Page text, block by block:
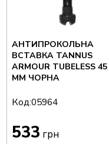
АНТИПРОКОЛЬНА
ВСТАВКА TANNUS
ARMOUR TUBELESS 45
ММ ЧОРНА
Код:05964
533 грн